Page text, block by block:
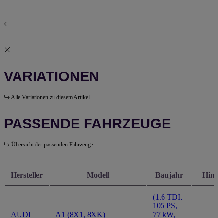
VARIATIONEN
Alle Variationen zu diesem Artikel
PASSENDE FAHRZEUGE
Übersicht der passenden Fahrzeuge
Hersteller Modell Baujahr
AUDI A1 (8X1, 8XK)
(1.6 TDI,
105 PS,
77 kW,